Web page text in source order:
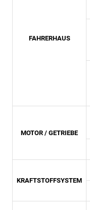
FAHRERHAUS
MOTOR / GETRIEBE
KRAFTSTOFFSYSTEM